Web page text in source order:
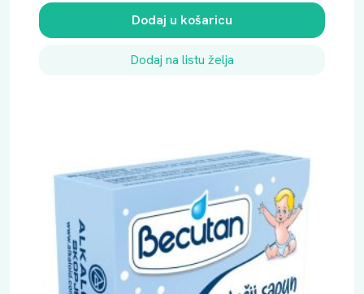
Dodaj u košaricu
Dodaj na listu želja